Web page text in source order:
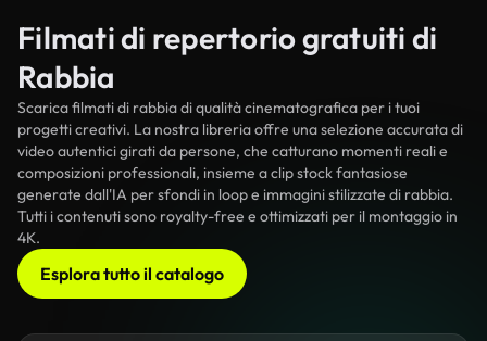
Filmati di repertorio gratuiti di
Rabbia
Scarica filmati di rabbia di qualità cinematografica per i tuoi
progetti creativi. La nostra libreria offre una selezione accurata di
video autentici girati da persone, che catturano momenti reali e
composizioni professionali, insieme a clip stock fantasiose
generate dall'IA per sfondi in loop e immagini stilizzate di rabbia.
Tutti i contenuti sono royalty-free e ottimizzati per il montaggio in
4K.
Esplora tutto il catalogo